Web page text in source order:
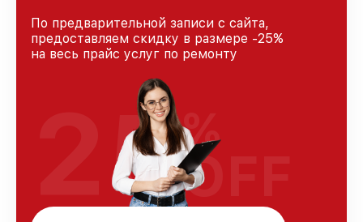
По предварительной записи с сайта,
предоставляем скидку в размере -25%
на весь прайс услуг по ремонту
25%
OFF